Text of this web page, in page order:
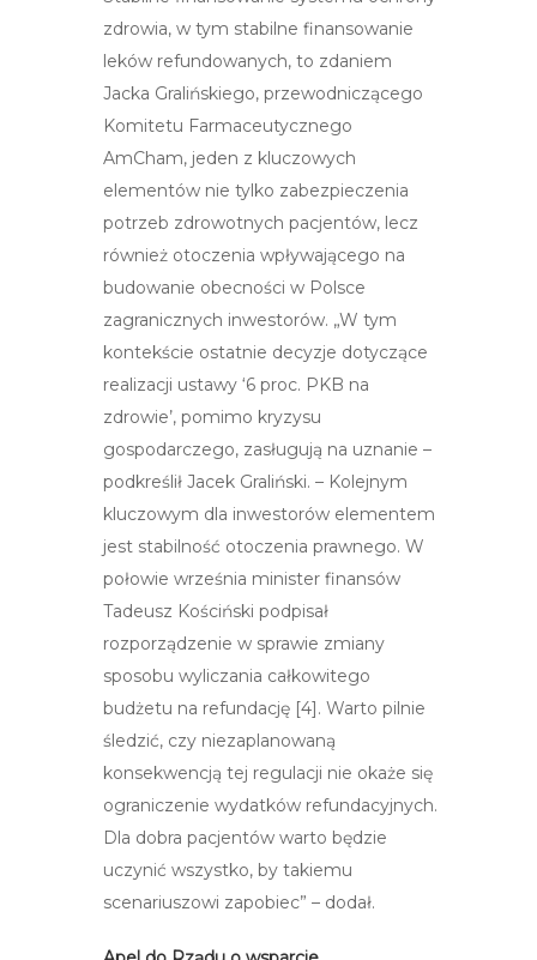
zdrowia, w tym stabilne finansowanie
leków refundowanych, to zdaniem
Jacka Gralińskiego, przewodniczącego
Komitetu Farmaceutycznego
AmCham, jeden z kluczowych
elementów nie tylko zabezpieczenia
potrzeb zdrowotnych pacjentów, lecz
również otoczenia wpływającego na
budowanie obecności w Polsce
zagranicznych inwestorów. „W tym
kontekście ostatnie decyzje dotyczące
realizacji ustawy ‘6 proc. PKB na
zdrowie’, pomimo kryzysu
gospodarczego, zasługują na uznanie –
podkreślił Jacek Graliński. – Kolejnym
kluczowym dla inwestorów elementem
jest stabilność otoczenia prawnego. W
połowie września minister finansów
Tadeusz Kościński podpisał
rozporządzenie w sprawie zmiany
sposobu wyliczania całkowitego
budżetu na refundację [4]. Warto pilnie
śledzić, czy niezaplanowaną
konsekwencją tej regulacji nie okaże się
ograniczenie wydatków refundacyjnych.
Dla dobra pacjentów warto będzie
uczynić wszystko, by takiemu
scenariuszowi zapobiec” – dodał.